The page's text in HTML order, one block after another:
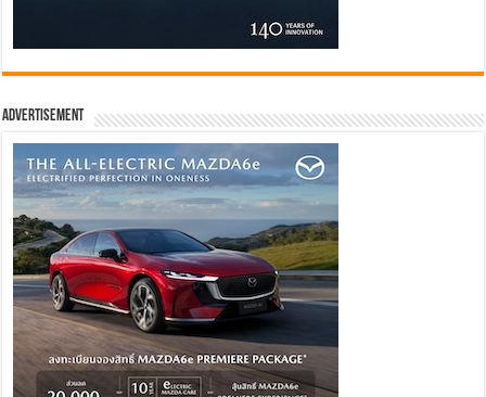
Advertisement